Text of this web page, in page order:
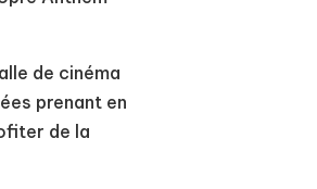
de cinéma
prenant en
de la